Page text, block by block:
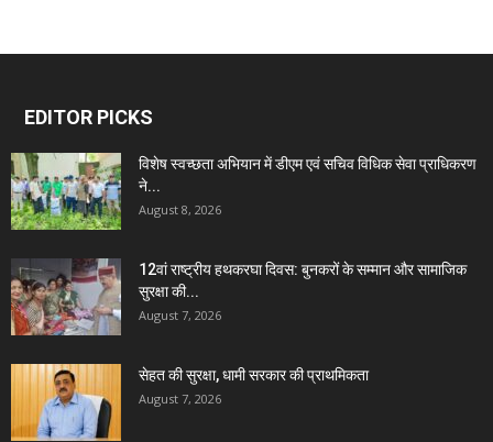
EDITOR PICKS
विशेष स्वच्छता अभियान में डीएम एवं सचिव विधिक सेवा प्राधिकरण
ने...
August 8, 2026
12वां राष्ट्रीय हथकरघा दिवस: बुनकरों के सम्मान और सामाजिक
सुरक्षा की...
August 7, 2026
सेहत की सुरक्षा, धामी सरकार की प्राथमिकता
August 7, 2026